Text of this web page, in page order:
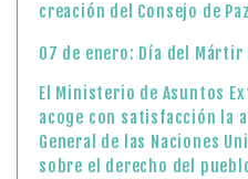
creación del Consejo de
07 de enero: Día del Mártir
El Ministerio de Asuntos
acoge con satisfacción la
General de las Naciones
sobre el derecho del